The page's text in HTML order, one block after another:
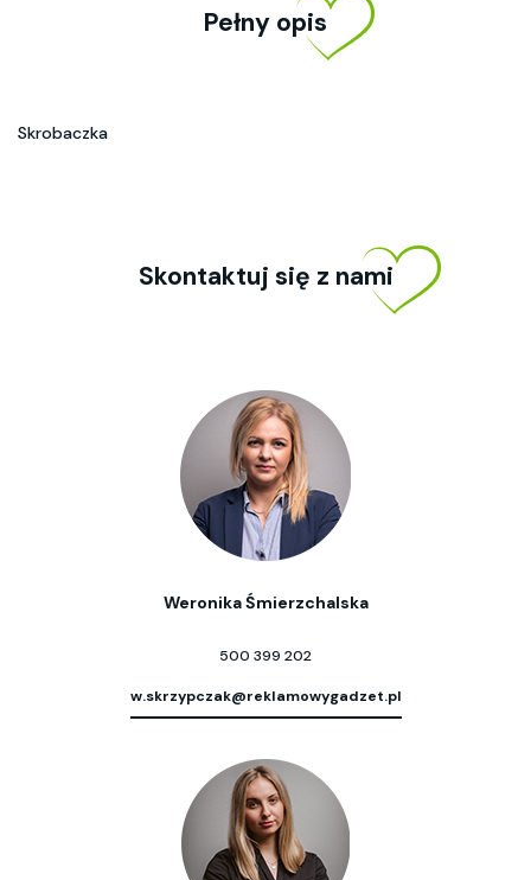
Pełny opis
Skrobaczka
Skontaktuj się z nami
Weronika Śmierzchalska
500 399 202
w.skrzypczak@reklamowygadzet.pl